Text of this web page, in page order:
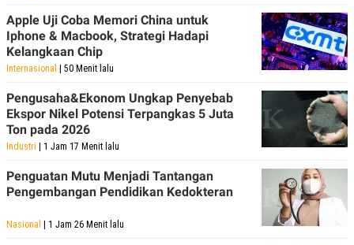
Apple Uji Coba Memori China untuk
Iphone & Macbook, Strategi Hadapi
Kelangkaan Chip
Internasional | 50 Menit lalu
Pengusaha&Ekonom Ungkap Penyebab
Ekspor Nikel Potensi Terpangkas 5 Juta
Ton pada 2026
Industri | 1 Jam 17 Menit lalu
Penguatan Mutu Menjadi Tantangan
Pengembangan Pendidikan Kedokteran
Nasional | 1 Jam 26 Menit lalu